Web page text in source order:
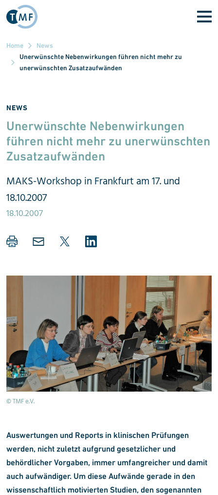
Direkt zum Inhalt
Home
News
Unerwünschte Nebenwirkungen führen nicht mehr zu
unerwünschten Zusatzaufwänden
NEWS
Unerwünschte Neben­wirkungen
führen nicht mehr zu uner­wünsch­ten
Zusatz­aufwänden
MAKS-Workshop in Frankfurt am 17. und
18.10.2007
18.10.2007
© TMF e.V.
Auswertungen und Reports in klinischen Prüfungen
werden, nicht zuletzt aufgrund gesetzlicher und
behördlicher Vorgaben, immer umfangreicher und damit
auch aufwändiger. Um diese Aufwände gerade in den
wissenschaftlich motivierten Studien, den sogenannten